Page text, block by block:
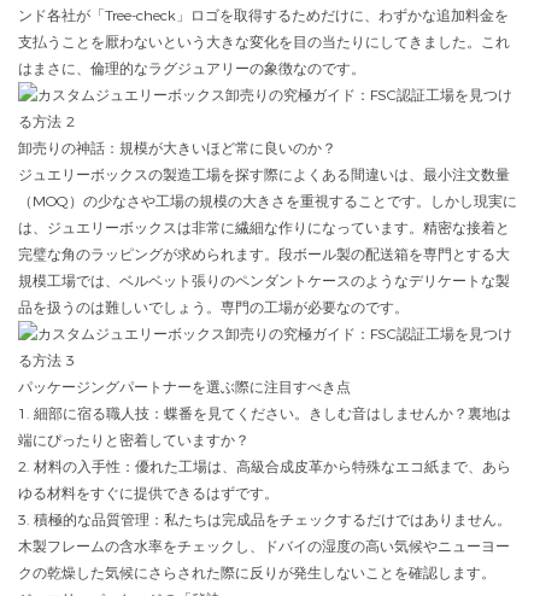
ンド各社が「Tree-check」ロゴを取得するためだけに、わずかな追加料金を
支払うことを厭わないという大きな変化を目の当たりにしてきました。これ
はまさに、倫理的なラグジュアリーの象徴なのです。
卸売りの神話：規模が大きいほど常に良いのか？
ジュエリーボックスの製造工場を探す際によくある間違いは、最小注文数量
（MOQ）の少なさや工場の規模の大きさを重視することです。しかし現実に
は、ジュエリーボックスは非常に繊細な作りになっています。精密な接着と
完璧な角のラッピングが求められます。段ボール製の配送箱を専門とする大
規模工場では、ベルベット張りのペンダントケースのようなデリケートな製
品を扱うのは難しいでしょう。専門の工場が必要なのです。
パッケージングパートナーを選ぶ際に注目すべき点
1. 細部に宿る職人技：蝶番を見てください。きしむ音はしませんか？裏地は
端にぴったりと密着していますか？
2. 材料の入手性：優れた工場は、高級合成皮革から特殊なエコ紙まで、あら
ゆる材料をすぐに提供できるはずです。
3. 積極的な品質管理：私たちは完成品をチェックするだけではありません。
木製フレームの含水率をチェックし、ドバイの湿度の高い気候やニューヨー
クの乾燥した気候にさらされた際に反りが発生しないことを確認します。